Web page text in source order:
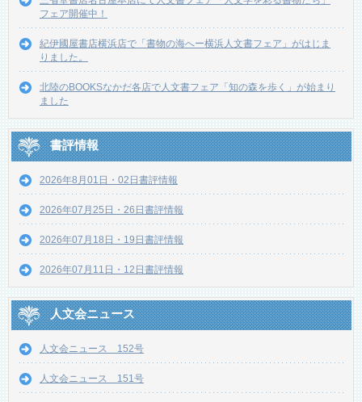
フェア開催中！
紀伊國屋書店横浜店で「書物の海へー横浜人文書フェア」がはじま
りました。
北陸のBOOKSなかだ各店で人文書フェア「知の森を歩く」が始まり
ました
書評情報
2026年8月01日・02日書評情報
2026年07月25日・26日書評情報
2026年07月18日・19日書評情報
2026年07月11日・12日書評情報
人文会ニュース
人文会ニュース 152号
人文会ニュース 151号